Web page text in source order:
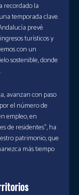
recordado la
temporada clave.
prevé
turísticos y
con un
sostenible, donde
avanzan con paso
el número de
empleo, en
de residentes”, ha
patrimonio, que
más tiempo